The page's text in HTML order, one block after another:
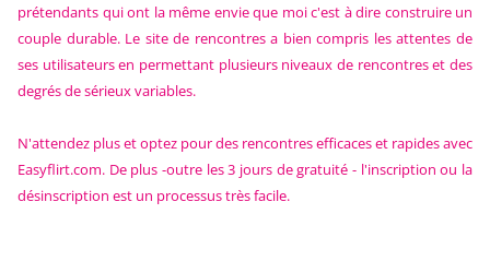
prétendants qui ont la même envie que moi c'est à dire construire un
couple durable. Le site de rencontres a bien compris les attentes de
ses utilisateurs en permettant plusieurs niveaux de rencontres et des
degrés de sérieux variables.
N'attendez plus et optez pour des rencontres efficaces et rapides avec
Easyflirt.com. De plus -outre les 3 jours de gratuité - l'inscription ou la
désinscription est un processus très facile.